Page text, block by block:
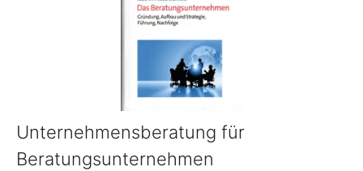
Unternehmensberatung für
Beratungsunternehmen